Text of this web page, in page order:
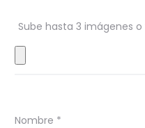
e
s
Sube hasta 3 imágenes o
Nombre *